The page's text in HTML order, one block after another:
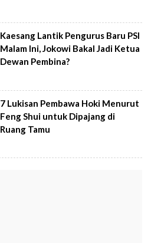
Kaesang Lantik Pengurus Baru PSI
Malam Ini, Jokowi Bakal Jadi Ketua
Dewan Pembina?
7 Lukisan Pembawa Hoki Menurut
Feng Shui untuk Dipajang di
Ruang Tamu